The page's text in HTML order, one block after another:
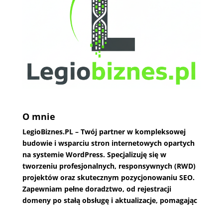
O mnie
LegioBiznes.PL– Twój partner w kompleksowej
budowie i wsparciu stron internetowych opartych
na systemie WordPress. Specjalizuję się w
tworzeniu profesjonalnych, responsywnych (RWD)
projektów oraz skutecznym pozycjonowaniu SEO.
Zapewniam pełne doradztwo, od rejestracji
domeny po stałą obsługę i aktualizacje, pomagając